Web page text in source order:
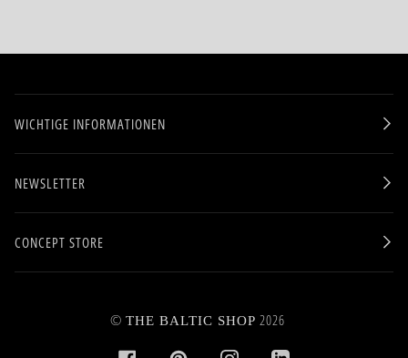
WICHTIGE INFORMATIONEN
NEWSLETTER
CONCEPT STORE
© THE BALTIC SHOP 2026